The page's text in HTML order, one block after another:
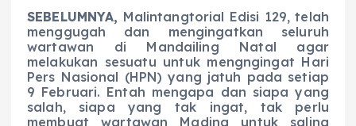
SEBELUMNYA, Malintangtorial Edisi 129, telah
menggugah dan mengingatkan seluruh
wartawan di Mandailing Natal agar
melakukan sesuatu untuk mengngingat Hari
Pers Nasional (HPN) yang jatuh pada setiap
9 Februari. Entah mengapa dan siapa yang
salah, siapa yang tak ingat, tak perlu
membuat wartawan Madina untuk saling